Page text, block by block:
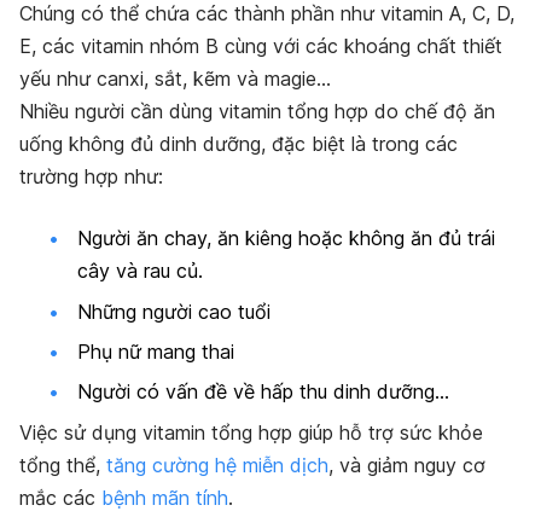
Chúng có thể chứa các thành phần như vitamin A, C, D,
E, các vitamin nhóm B cùng với các khoáng chất thiết
yếu như canxi, sắt, kẽm và magie…
Nhiều người cần dùng vitamin tổng hợp do chế độ ăn
uống không đủ dinh dưỡng, đặc biệt là trong các
trường hợp như:
Người ăn chay, ăn kiêng hoặc không ăn đủ trái
cây và rau củ.
Những người cao tuổi
Phụ nữ mang thai
Người có vấn đề về hấp thu dinh dưỡng…
Việc sử dụng vitamin tổng hợp giúp hỗ trợ sức khỏe
tổng thể, tăng cường hệ miễn dịch, và giảm nguy cơ
mắc các bệnh mãn tính.